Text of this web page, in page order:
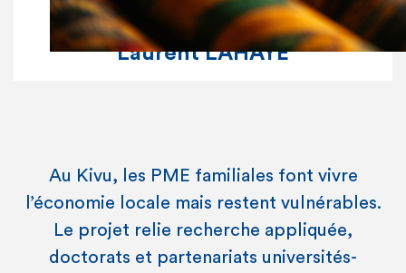
Laurent LAHAYE
Au Kivu, les PME familiales font vivre
l’économie locale mais restent vulnérables.
Le projet relie recherche appliquée,
doctorats et partenariats universités-